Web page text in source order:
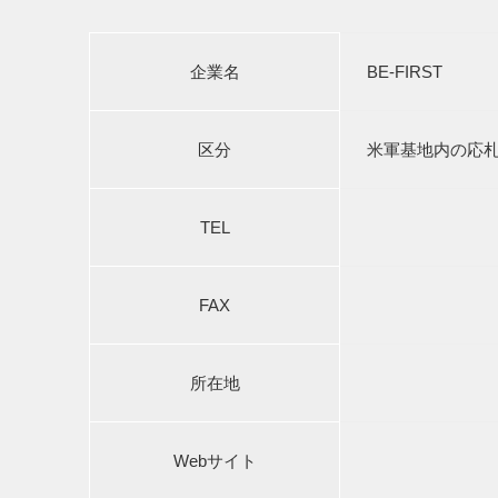
企業名 BE-FIRST
区分 米軍基地内の応
TEL
FAX
所在地
Webサイト